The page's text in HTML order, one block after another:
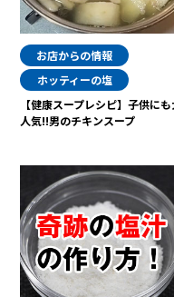
お店からの情報
ホッティーの塩
【健康スープレシピ】子供に
人気!!男のチキンスープ